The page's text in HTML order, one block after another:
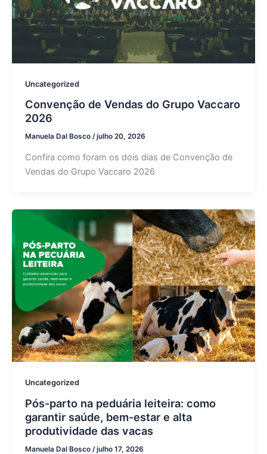
Uncategorized
Convenção de Vendas do Grupo Vaccaro
2026
Manuela Dal Bosco /julho 20, 2026
Confira como foram os dois dias de Convenção de
Vendas do Grupo Vaccaro 2026
Uncategorized
Pós-parto na peduária leiteira: como
garantir saúde, bem-estar e alta
produtividade das vacas
Manuela Dal Bosco /julho 17, 2026